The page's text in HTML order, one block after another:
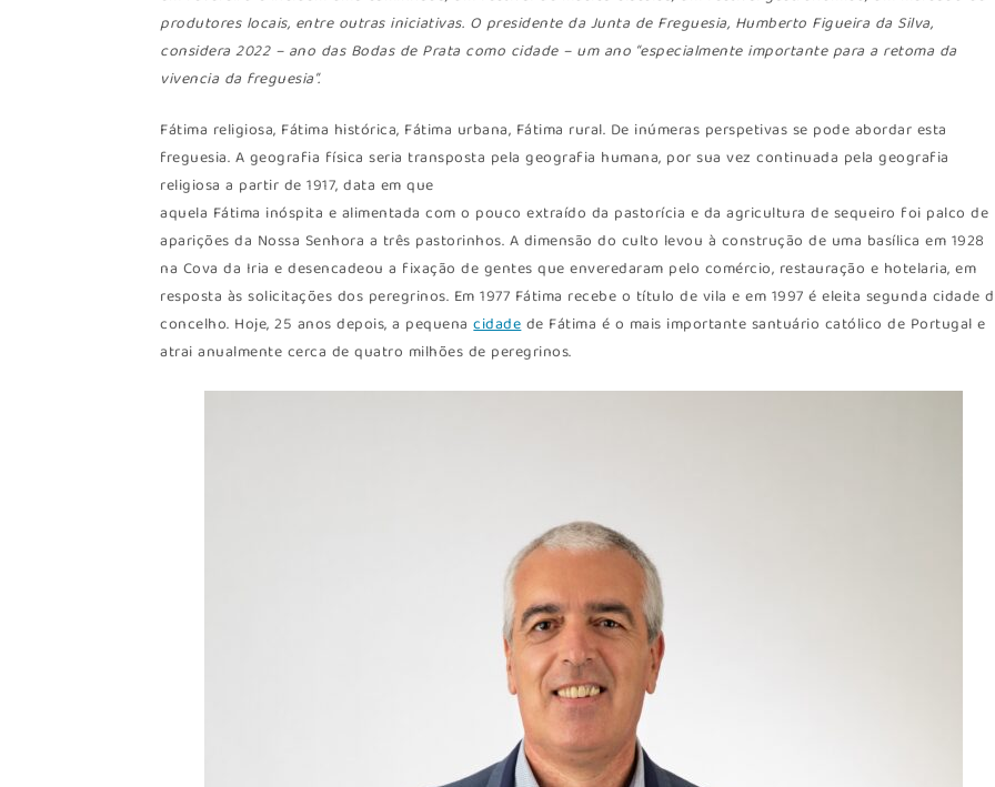
produtores locais, entre outras iniciativas. O presidente da Junta de Freguesia, Humberto Figueira da Silva,
considera 2022 – ano das Bodas de Prata como cidade – um ano “especialmente importante para a retoma da
vivencia da freguesia”.
Fátima religiosa, Fátima histórica, Fátima urbana, Fátima rural. De inúmeras perspetivas se pode abordar esta
freguesia. A geografia física seria transposta pela geografia humana, por sua vez continuada pela geografia
religiosa a partir de 1917, data em que
aquela Fátima inóspita e alimentada com o pouco extraído da pastorícia e da agricultura de sequeiro foi palco de
aparições da Nossa Senhora a três pastorinhos. A dimensão do culto levou à construção de uma basílica em 1928
na Cova da Iria e desencadeou a fixação de gentes que enveredaram pelo comércio, restauração e hotelaria, em
resposta às solicitações dos peregrinos. Em 1977 Fátima recebe o título de vila e em 1997 é eleita segunda cidade
concelho. Hoje, 25 anos depois, a pequenacidadede Fátima é o mais importante santuário católico de Portugal e
atrai anualmente cerca de quatro milhões de peregrinos.